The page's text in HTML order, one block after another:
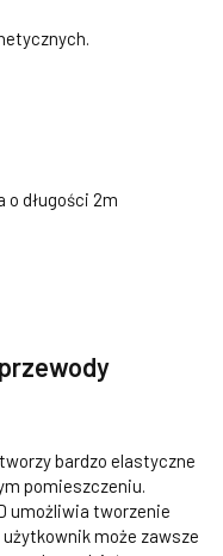
o długości 2m
bardzo elastyczne
pomieszczeniu.
umożliwia tworzenie
może zawsze